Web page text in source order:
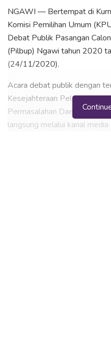
NGAWI — Bertempat di
Komisi Pemilihan Umum
Debat Publik Pasangan
(Pilbup) Ngawi tahun 2020
(24/11/2020).
Acara debat publik dengan
Kesejahteraan Pelayanan
Permasalahan Daerah
langsung melalui kanal